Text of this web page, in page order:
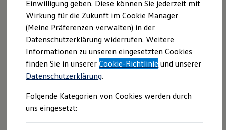
Großkunden
Kommunen & Behörden
Journalisten
Sportvereine
Branchenlösungen
Bau & Handwerk
Gewerbliche Personenbeförderung
Service & mobile Werkstätten
Kurier, Logistik & Handel
Feuerwehr
Rettungsdienste
ONE Business ID Vorteile
Fahrzeugsuche & Marktplatz
r abgestimmt
Sie werden sich wohlfühlen in Ihrem Multivan. Denn unsere
Interieurdesigner haben nur hochwertige Materialien
ausgewählt. Und diese gekonnt miteinander kombiniert.
Fein strukturierte Dekore, hochwertige Sitzbezüge und eine
dezente Farbgebung unterstreichen den Premium-Charakter
Multivan
. Je nach Ausstattungslinie sind die Sitze Ihres
serienmäßig mit strapazierfähigem Stoff oder mit
Einwilligung geben. Diese können Sie jederzeit mit
Wirkung für die Zukunft im Cookie Manager
(Meine Präferenzen verwalten) in der
Datenschutzerklärung widerrufen. Weitere
Informationen zu unseren eingesetzten Cookies
finden Sie in unsererCookie-Richtlinie und unserer
Datenschutzerklärung.
Folgende Kategorien von Cookies werden durch
uns eingesetzt: